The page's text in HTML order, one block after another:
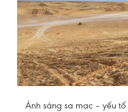
Ánh sáng sa mạc – yếu